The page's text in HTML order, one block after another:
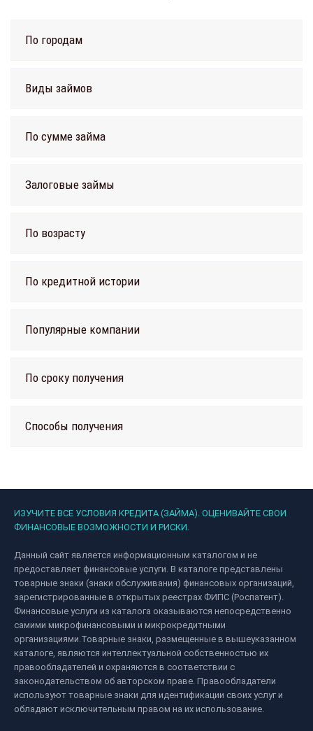
По городам
Виды займов
По сумме займа
Залоговые займы
По возрасту
По кредитной истории
Популярные компании
По сроку получения
Способы получения
ИЗУЧИТЕ ВСЕ УСЛОВИЯ КРЕДИТА (ЗАЙМА). ОЦЕНИВАЙТЕ СВОИ
ФИНАНСОВЫЕ ВОЗМОЖНОСТИ И РИСКИ.
Данный сайт является информационным каталогом и не
предоставляет финансовые услуги. В каталоге представлены
товарные знаки (знаки обслуживания) финансовых организаций,
зарегистрированные в открытых реестрах ФИПС (Роспатент).
Финансовые услуги из каталога оказываются непосредственно
самими микрофинансовыми и микрокредитными
организациями.Товарные знаки, размещенные в вышеуказанном
каталоге, являются интеллектуальной собственностью их
правообладателей и охраняются в соответствии с
законодательством об авторском праве. Правообладатели
используют товарные знаки для идентификации своих услуг и
обладают исключительным правом на их использование.